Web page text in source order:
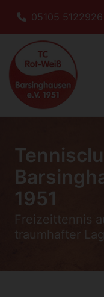
05105 5122926
1951
Freizeittennis
traumhafter